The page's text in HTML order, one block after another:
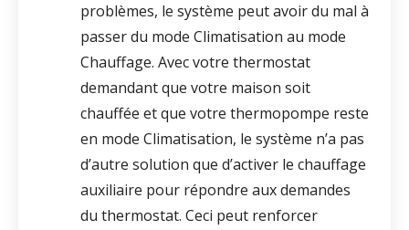
problèmes, le système peut avoir du mal à
passer du mode Climatisation au mode
Chauffage. Avec votre thermostat
demandant que votre maison soit
chauffée et que votre thermopompe reste
en mode Climatisation, le système n’a pas
d’autre solution que d’activer le chauffage
auxiliaire pour répondre aux demandes
du thermostat. Ceci peut renforcer